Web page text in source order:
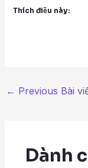
Thích điều này:
← Previous Bài
Dành